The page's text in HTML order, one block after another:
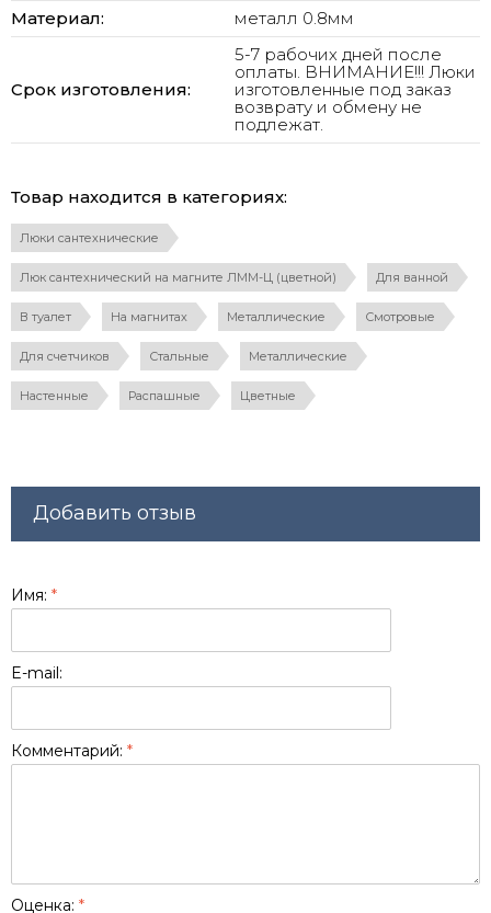
Материал:
металл 0.8мм
Срок изготовления:
5-7 рабочих дней после
оплаты. ВНИМАНИЕ!!! Люки
изготовленные под заказ
возврату и обмену не
подлежат.
Товар находится в категориях:
Люки сантехнические
Люк сантехнический на магните ЛММ-Ц (цветной) Для ванной
В туалет На магнитах Металлические Смотровые
Для счетчиков Стальные Металлические
Настенные Распашные Цветные
Добавить отзыв
Имя: *
E-mail:
Комментарий: *
Оценка: *